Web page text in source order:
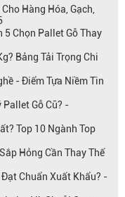
Hàng Hóa, Gạch,
5 Chọn Pallet Gỗ Thay
Bảng Tải Trọng Chi
- Điểm Tựa Niềm Tin
Pallet Gỗ Cũ? -
Top 10 Ngành Top
Hỏng Cần Thay Thế
Chuẩn Xuất Khẩu? -